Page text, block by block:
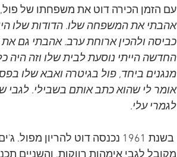
עם הזמן הכירה דוט את משפחתו של
אהבתי את המשפחה שלו. הדודות שלו
כביסה ולהכין ארוחת ערב. אהבתי גם
החדשה הייתי נוסעת לבית שלו וזה היה
מנגנים ביחד, פול בגיטרה ואבא שלו
לגמרי עלי.
בשנת 1961 נכנסה דוט להריון